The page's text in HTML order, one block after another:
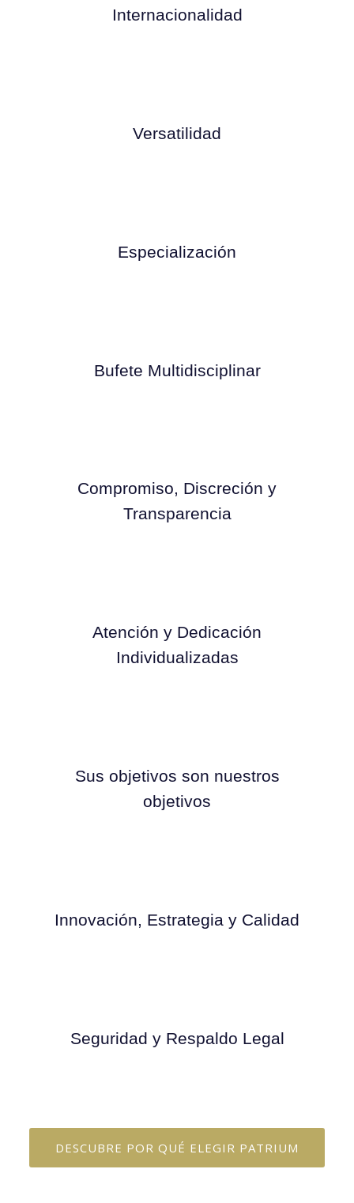
Internacionalidad
Versatilidad
Especialización
Bufete Multidisciplinar
Compromiso, Discreción y
Transparencia
Atención y Dedicación
Individualizadas
Sus objetivos son nuestros
objetivos
Innovación, Estrategia y Calidad
Seguridad y Respaldo Legal
DESCUBRE POR QUÉ ELEGIR PATRIUM